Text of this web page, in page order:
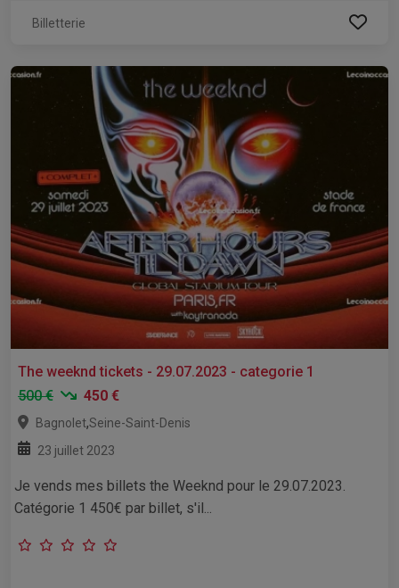
Billetterie
The weeknd tickets - 29.07.2023 - categorie 1
500 €
450 €
Bagnolet,Seine-Saint-Denis
23 juillet 2023
Je vends mes billets the Weeknd pour le 29.07.2023.
Catégorie 1 450€ par billet, s'il...